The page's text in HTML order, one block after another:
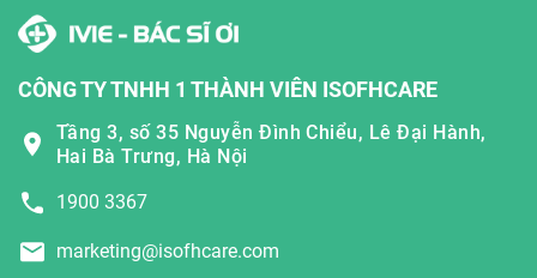
CÔNG TY TNHH 1 THÀNH VIÊN ISOFHCARE
Tầng 3, số 35 Nguyễn Đình Chiểu, Lê Đại Hành,
Hai Bà Trưng, Hà Nội
1900 3367
marketing@isofhcare.com